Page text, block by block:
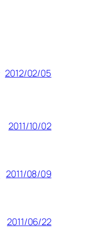
2012/02/05
2011/10/02
2011/08/09
2011/06/22